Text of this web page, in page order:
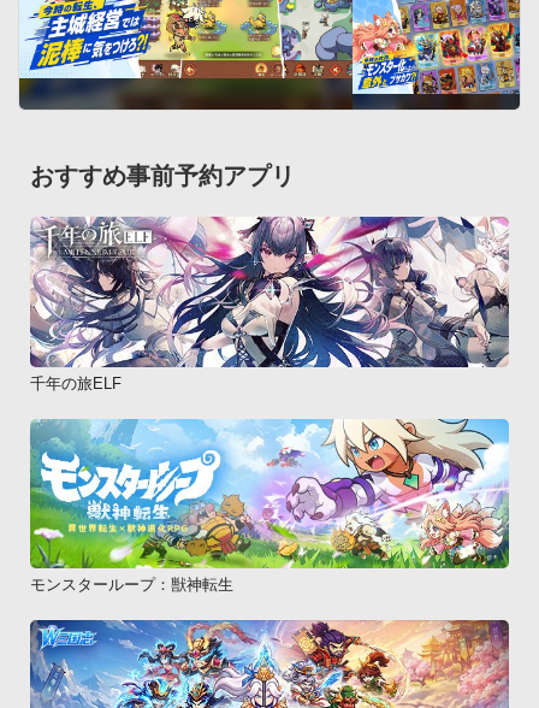
おすすめ事前予約アプリ
千年の旅ELF
モンスターループ：獣神転生